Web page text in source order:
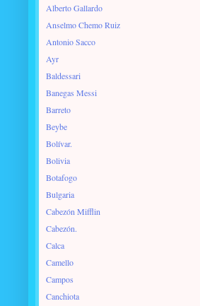
Alberto Gallardo
Anselmo Chemo Ruiz
Antonio Sacco
Ayr
Baldessari
Banegas Messi
Barreto
Beybe
Bolívar.
Bolivia
Botafogo
Bulgaria
Cabezón Mifflin
Cabezón.
Calca
Camello
Campos
Canchiota